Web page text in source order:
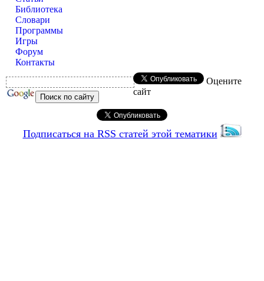
Библиотека
Словари
Программы
Игры
Форум
Контакты
Оцените
сайт
Подписаться на RSS статей этой тематики